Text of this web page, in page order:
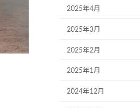
2025年4月
2025年3月
2025年2月
2025年1月
2024年12月